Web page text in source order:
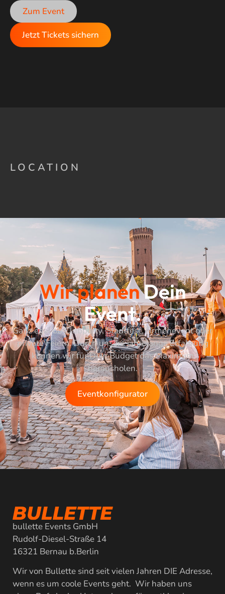
Zum Event
Jetzt Tickets sichern
LOCATION
Wir planenDein
Event.
Ganz egal ob Clubparty, Stadtfest, Firmenevent oder
private Feiern. Durch unsere jahrelange Erfahrung
können wir für Dein Budget das Maximum
herausholen.
Eventkonfigurator
bullette Events GmbH
Rudolf-Diesel-Straße 14
16321 Bernau b.Berlin
Wir von Bullette sind seit vielen Jahren DIE Adresse,
wenn es um coole Events geht. Wir haben uns